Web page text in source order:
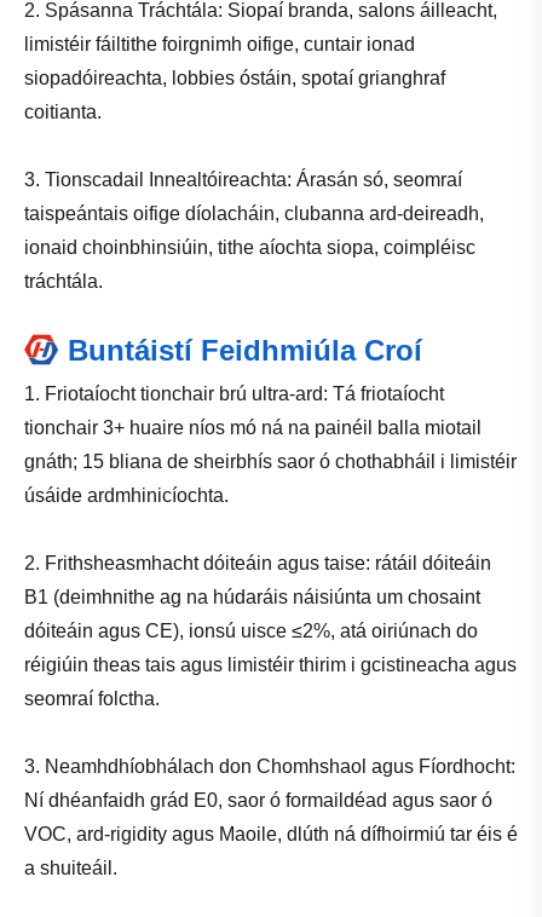
2. Spásanna Tráchtála: Siopaí branda, salons áilleacht,
limistéir fáiltithe foirgnimh oifige, cuntair ionad
siopadóireachta, lobbies óstáin, spotaí grianghraf
coitianta.
3. Tionscadail Innealtóireachta: Árasán só, seomraí
taispeántais oifige díolacháin, clubanna ard-deireadh,
ionaid choinbhinsiúin, tithe aíochta siopa, coimpléisc
tráchtála.
Buntáistí Feidhmiúla Croí
1. Friotaíocht tionchair brú ultra-ard: Tá friotaíocht
tionchair 3+ huaire níos mó ná na painéil balla miotail
gnáth; 15 bliana de sheirbhís saor ó chothabháil i limistéir
úsáide ardmhinicíochta.
2. Frithsheasmhacht dóiteáin agus taise: rátáil dóiteáin
B1 (deimhnithe ag na húdaráis náisiúnta um chosaint
dóiteáin agus CE), ionsú uisce ≤2%, atá oiriúnach do
réigiúin theas tais agus limistéir thirim i gcistineacha agus
seomraí folctha.
3. Neamhdhíobhálach don Chomhshaol agus Fíordhocht:
Ní dhéanfaidh grád E0, saor ó formaildéad agus saor ó
VOC, ard-rigidity agus Maoile, dlúth ná dífhoirmiú tar éis é
a shuiteáil.